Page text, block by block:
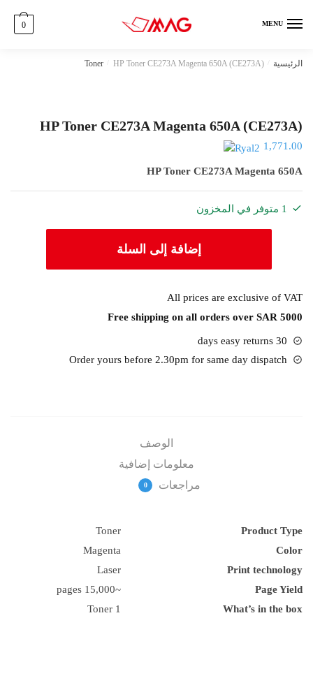
MENU
0
الرئيسية Toner HP Toner CE273A Magenta 650A (CE273A)
HP Toner CE273A Magenta 650A (CE273A)
1,771.00
HP Toner CE273A Magenta 650A
1 متوفر في المخزون
Magenta
650A
(CE273A)
إضافة إلى السلة
All prices are exclusive of VAT
Free shipping on all orders over SAR 5000
30 days easy returns
Order yours before 2.30pm for same day dispatch
الوصف
معلومات إضافية
مراجعات
0
Product Type
Toner
Color
Magenta
Print technology
Laser
Page Yield
~15,000 pages
What’s in the box
1 Toner